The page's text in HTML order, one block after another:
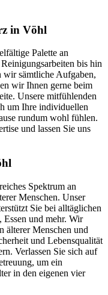
in Vöhl
Palette an
bis hin
wir sämtliche Aufgaben,
wir Ihnen gerne beim
Unsere mitfühlenden
um Ihre individuellen
rundum wohl fühlen.
und lassen Sie uns
Spektrum an
Menschen. Unser
Sie bei alltäglichen
und mehr. Wir
älterer Menschen und
und Lebensqualität
Verlassen Sie sich auf
um ein
in den eigenen vier